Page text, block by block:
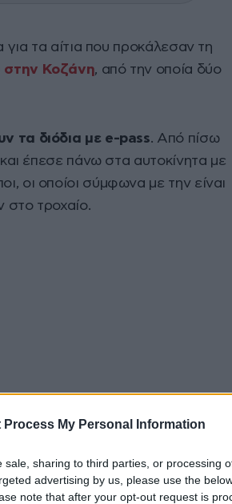
Process My Personal Information
sale, sharing to third parties, or processing
advertising by us, please use the
note that after your opt-out request is
τα αίτια που προκάλεσαν τη
στην Κοζάνη, από την οποία δύο
τα διόδια με e-pass. Από πίσω
έπεσε πάνω στα αυτοκίνητα με
οι οποίοι σύμφωνα με την είναι
στο τροχαίο.
εξαιτίας της πυκνής ομίχλης.
ρόλο στο δυστύχημα.